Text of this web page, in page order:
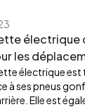
électrique
les
électrique est
à ses pneus
Elle est